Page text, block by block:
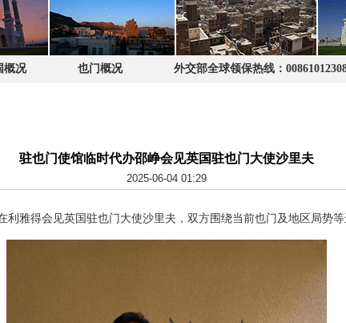
概况 也门概况 外交部全球领保热线：
驻也门使馆临时代办邵峥会见英国驻也门大使沙里夫
2025-06-04 01:29
利雅得会见英国驻也门大使沙里夫，双方围绕当前也门及地区局势等